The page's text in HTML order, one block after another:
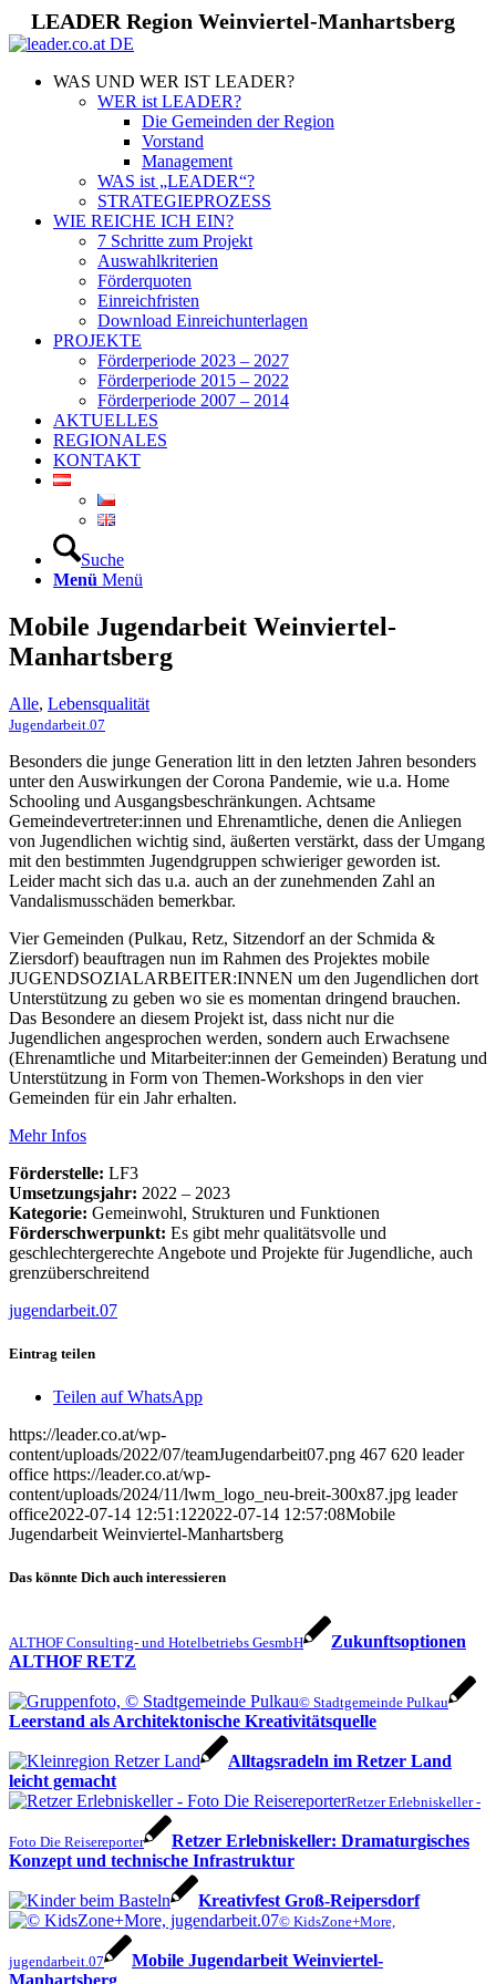
LEADER Region Weinviertel-Manhartsberg
WAS UND WER IST LEADER?
WER ist LEADER?
Die Gemeinden der Region
Vorstand
Management
WAS ist „LEADER“?
STRATEGIEPROZESS
WIE REICHE ICH EIN?
7 Schritte zum Projekt
Auswahlkriterien
Förderquoten
Einreichfristen
Download Einreichunterlagen
PROJEKTE
Förderperiode 2023 – 2027
Förderperiode 2015 – 2022
Förderperiode 2007 – 2014
AKTUELLES
REGIONALES
KONTAKT
Suche
Menü Menü
Mobile Jugendarbeit Weinviertel-
Manhartsberg
Alle, Lebensqualität
Jugendarbeit.07
Besonders die junge Generation litt in den letzten Jahren besonders
unter den Auswirkungen der Corona Pandemie, wie u.a. Home
Schooling und Ausgangsbeschränkungen. Achtsame
Gemeindevertreter:innen und Ehrenamtliche, denen die Anliegen
von Jugendlichen wichtig sind, äußerten verstärkt, dass der Umgang
mit den bestimmten Jugendgruppen schwieriger geworden ist.
Leider macht sich das u.a. auch an der zunehmenden Zahl an
Vandalismusschäden bemerkbar.
Vier Gemeinden (Pulkau, Retz, Sitzendorf an der Schmida &
Ziersdorf) beauftragen nun im Rahmen des Projektes mobile
JUGENDSOZIALARBEITER:INNEN um den Jugendlichen dort
Unterstützung zu geben wo sie es momentan dringend brauchen.
Das Besondere an diesem Projekt ist, dass nicht nur die
Jugendlichen angesprochen werden, sondern auch Erwachsene
(Ehrenamtliche und Mitarbeiter:innen der Gemeinden) Beratung und
Unterstützung in Form von Themen-Workshops in den vier
Gemeinden für ein Jahr erhalten.
Mehr Infos
Förderstelle: LF3
Umsetzungsjahr: 2022 – 2023
Kategorie: Gemeinwohl, Strukturen und Funktionen
Förderschwerpunkt: Es gibt mehr qualitätsvolle und
geschlechtergerechte Angebote und Projekte für Jugendliche, auch
grenzüberschreitend
jugendarbeit.07
Eintrag teilen
Teilen auf WhatsApp
https://leader.co.at/wp-
content/uploads/2022/07/teamJugendarbeit07.png 467 620 leader
office https://leader.co.at/wp-
content/uploads/2024/11/lwm_logo_neu-breit-300x87.jpg leader
office2022-07-14 12:51:122022-07-14 12:57:08Mobile
Jugendarbeit Weinviertel-Manhartsberg
Das könnte Dich auch interessieren
ALTHOF Consulting- und Hotelbetriebs GesmbH
Zukunftsoptionen
ALTHOF RETZ
© Stadtgemeinde Pulkau
Leerstand als Architektonische Kreativitätsquelle
Alltagsradeln im Retzer Land
leicht gemacht
Retzer Erlebniskeller -
Foto Die Reisereporter
Retzer Erlebniskeller: Dramaturgisches
Konzept und technische Infrastruktur
Kreativfest Groß-Reipersdorf
© KidsZone+More,
jugendarbeit.07
Mobile Jugendarbeit Weinviertel-
Manhartsberg